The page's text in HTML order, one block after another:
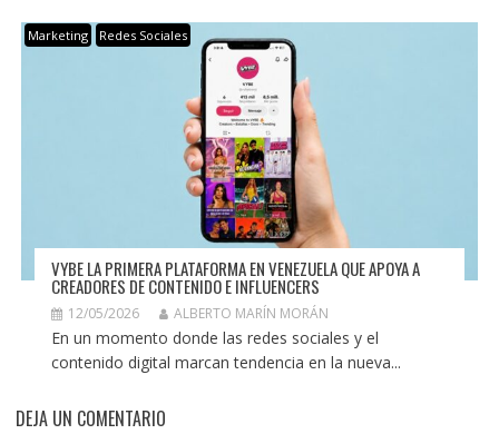
Marketing Redes Sociales
VYBE LA PRIMERA PLATAFORMA EN VENEZUELA QUE APOYA A
CREADORES DE CONTENIDO E INFLUENCERS
12/05/2026 ALBERTO MARÍN MORÁN
En un momento donde las redes sociales y el
contenido digital marcan tendencia en la nueva...
DEJA UN COMENTARIO